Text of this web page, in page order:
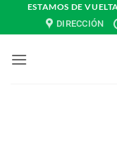
ESTAMOS DE
DIRECCIÓN